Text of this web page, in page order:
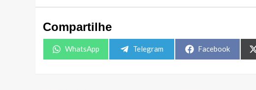
Compartilhe
Share
WhatsApp
Share
Telegram
Share
Facebook